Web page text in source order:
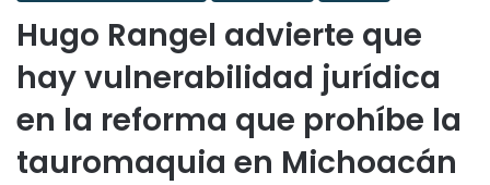
Hugo Rangel advierte que
hay vulnerabilidad jurídica
en la reforma que prohíbe la
tauromaquia en Michoacán